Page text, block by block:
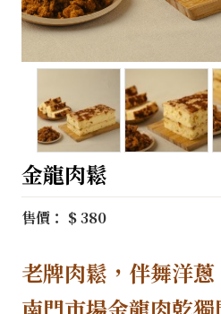
金龍肉鬆
售價： $ 380
老牌肉鬆，伴舞洋蔥